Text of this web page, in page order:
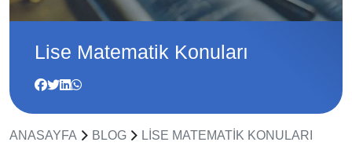
Lise Matematik Konuları
ANASAYFA BLOG LISE MATEMATIK KONULARI